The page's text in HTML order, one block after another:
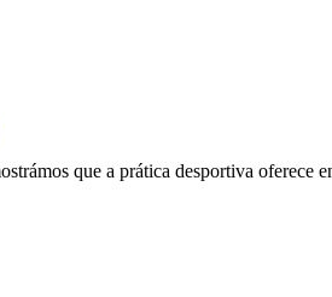
que a prática desportiva